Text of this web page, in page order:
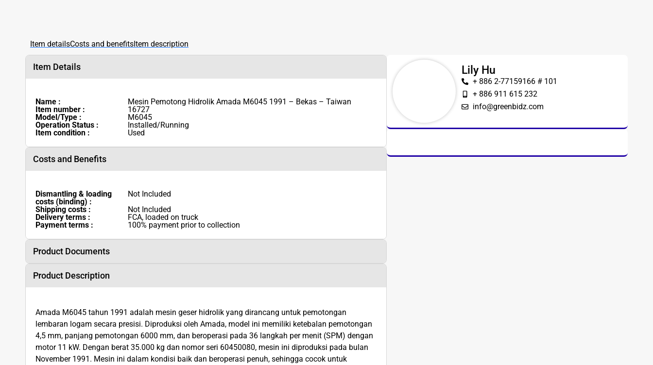
Item detailsCosts and benefitsItem description
Item Details
Name :
Mesin Pemotong Hidrolik Amada M6045 1991 – Bekas – Taiwan
Item number :
16727
Model/Type :
M6045
Operation Status :
Installed/Running
Item condition :
Used
Costs and Benefits
Dismantling & loading
costs (binding) :
Not Included
Shipping costs :
Not Included
Delivery terms :
FCA, loaded on truck
Payment terms :
100% payment prior to collection
Product Documents
Product Description
Amada M6045 tahun 1991 adalah mesin geser hidrolik yang dirancang untuk pemotongan
lembaran logam secara presisi. Diproduksi oleh Amada, model ini memiliki ketebalan pemotongan
4,5 mm, panjang pemotongan 6000 mm, dan beroperasi pada 36 langkah per menit (SPM) dengan
motor 11 kW. Dengan berat 35.000 kg dan nomor seri 60450080, mesin ini diproduksi pada bulan
November 1991. Mesin ini dalam kondisi baik dan beroperasi penuh, sehingga cocok untuk
Lily Hu
+ 886 2-77159166 # 101
+ 886 911 615 232
info@greenbidz.com